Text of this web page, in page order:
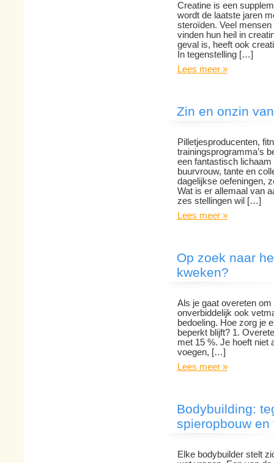
Creatine is een
wordt de laatste jaren
steroïden. Veel
vinden hun heil in
geval is, heeft ook
In tegenstelling […]
Lees meer »
Zin en onzin
Pilletjesproducenten,
trainingsprogramma’s
een fantastisch
buurvrouw, tante en
dagelijkse oefeningen,
Wat is er allemaal van
zes stellingen wil […]
Lees meer »
Op zoek naar
kweken?
Als je gaat overeten
onverbiddelijk ook
bedoeling. Hoe zorg je
beperkt blijft? 1.
met 15 %. Je hoeft niet
voegen, […]
Lees meer »
Bodybuilding:
spieropbouw
Elke bodybuilder stelt